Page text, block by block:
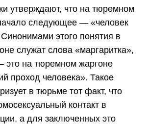
утверждают, что на тюремном
следующее — «человек
этого понятия в
служат слова «маргаритка»,
это на тюремном жаргоне
проход человека». Такое
в тюрьме тот факт, что
контакт в
а для заключенных это